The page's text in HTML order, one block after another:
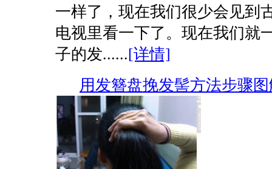
一样了，现在我们很少会见到
电视里看一下了。现在我们就
子的发......[详情]
用发簪盘挽发髻方法步骤